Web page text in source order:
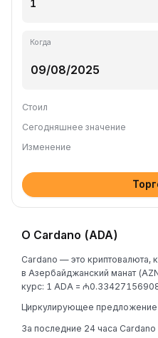
Когда
Стоил
Сегодняшнее значение
Изменение
О Cardano (ADA)
Cardano — это криптовалюта,
в Азербайджанский манат
курс: 1 ADA =
Циркулирующее предложение
За последние 24 часа Cardano